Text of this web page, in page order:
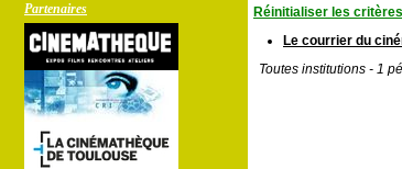
Partenaires
Réinitialiser les critères
Le courrier du
Toutes institutions - 1